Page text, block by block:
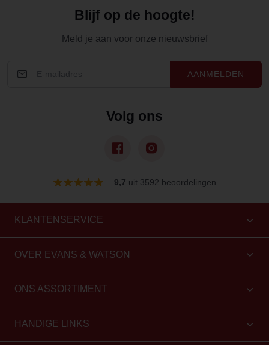
Blijf op de hoogte!
Meld je aan voor onze nieuwsbrief
AANMELDEN
Volg ons
– 9,7 uit 3592 beoordelingen
KLANTENSERVICE
OVER EVANS & WATSON
ONS ASSORTIMENT
HANDIGE LINKS